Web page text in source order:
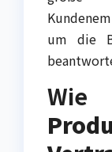
um die
Wie